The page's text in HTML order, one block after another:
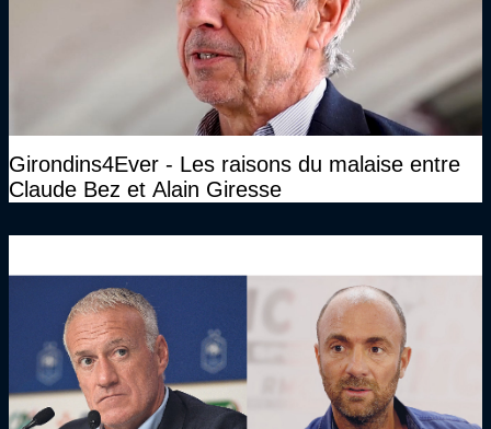
Girondins4Ever - Les raisons du malaise entre
Claude Bez et Alain Giresse